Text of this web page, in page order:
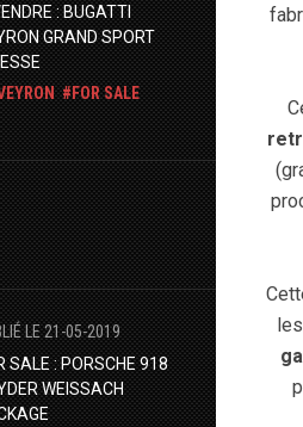
: BUGATTI
GRAND SPORT
FOR SALE
LE 21-05-2019
SALE : PORSCHE 918
WEISSACH